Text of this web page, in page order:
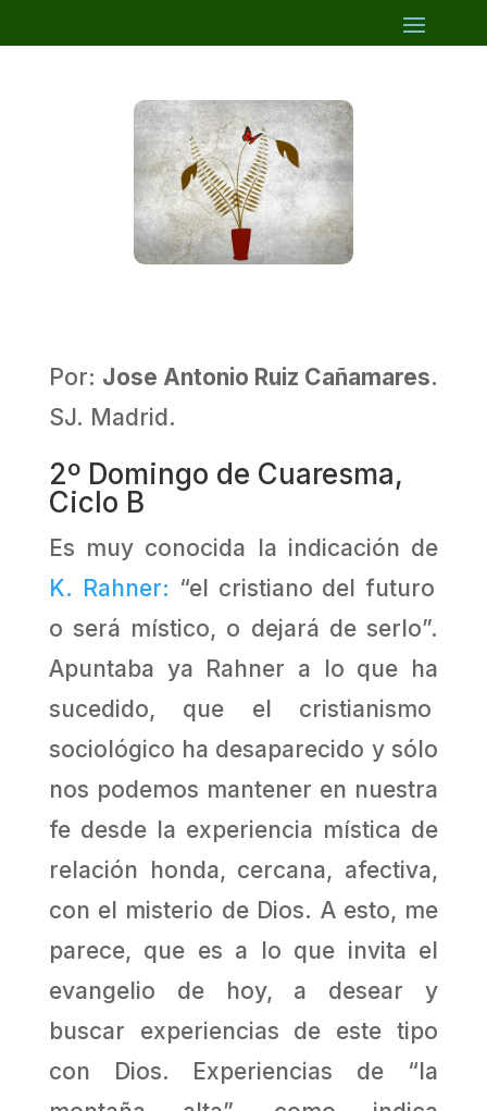
Por: Jose Antonio Ruiz Cañamares.
SJ. Madrid.
2º Domingo de Cuaresma,
Ciclo B
Es muy conocida la indicación de
K. Rahner: “el cristiano del futuro
o será místico, o dejará de serlo”.
Apuntaba ya Rahner a lo que ha
sucedido, que el cristianismo
sociológico ha desaparecido y sólo
nos podemos mantener en nuestra
fe desde la experiencia mística de
relación honda, cercana, afectiva,
con el misterio de Dios. A esto, me
parece, que es a lo que invita el
evangelio de hoy, a desear y
buscar experiencias de este tipo
con Dios. Experiencias de “la